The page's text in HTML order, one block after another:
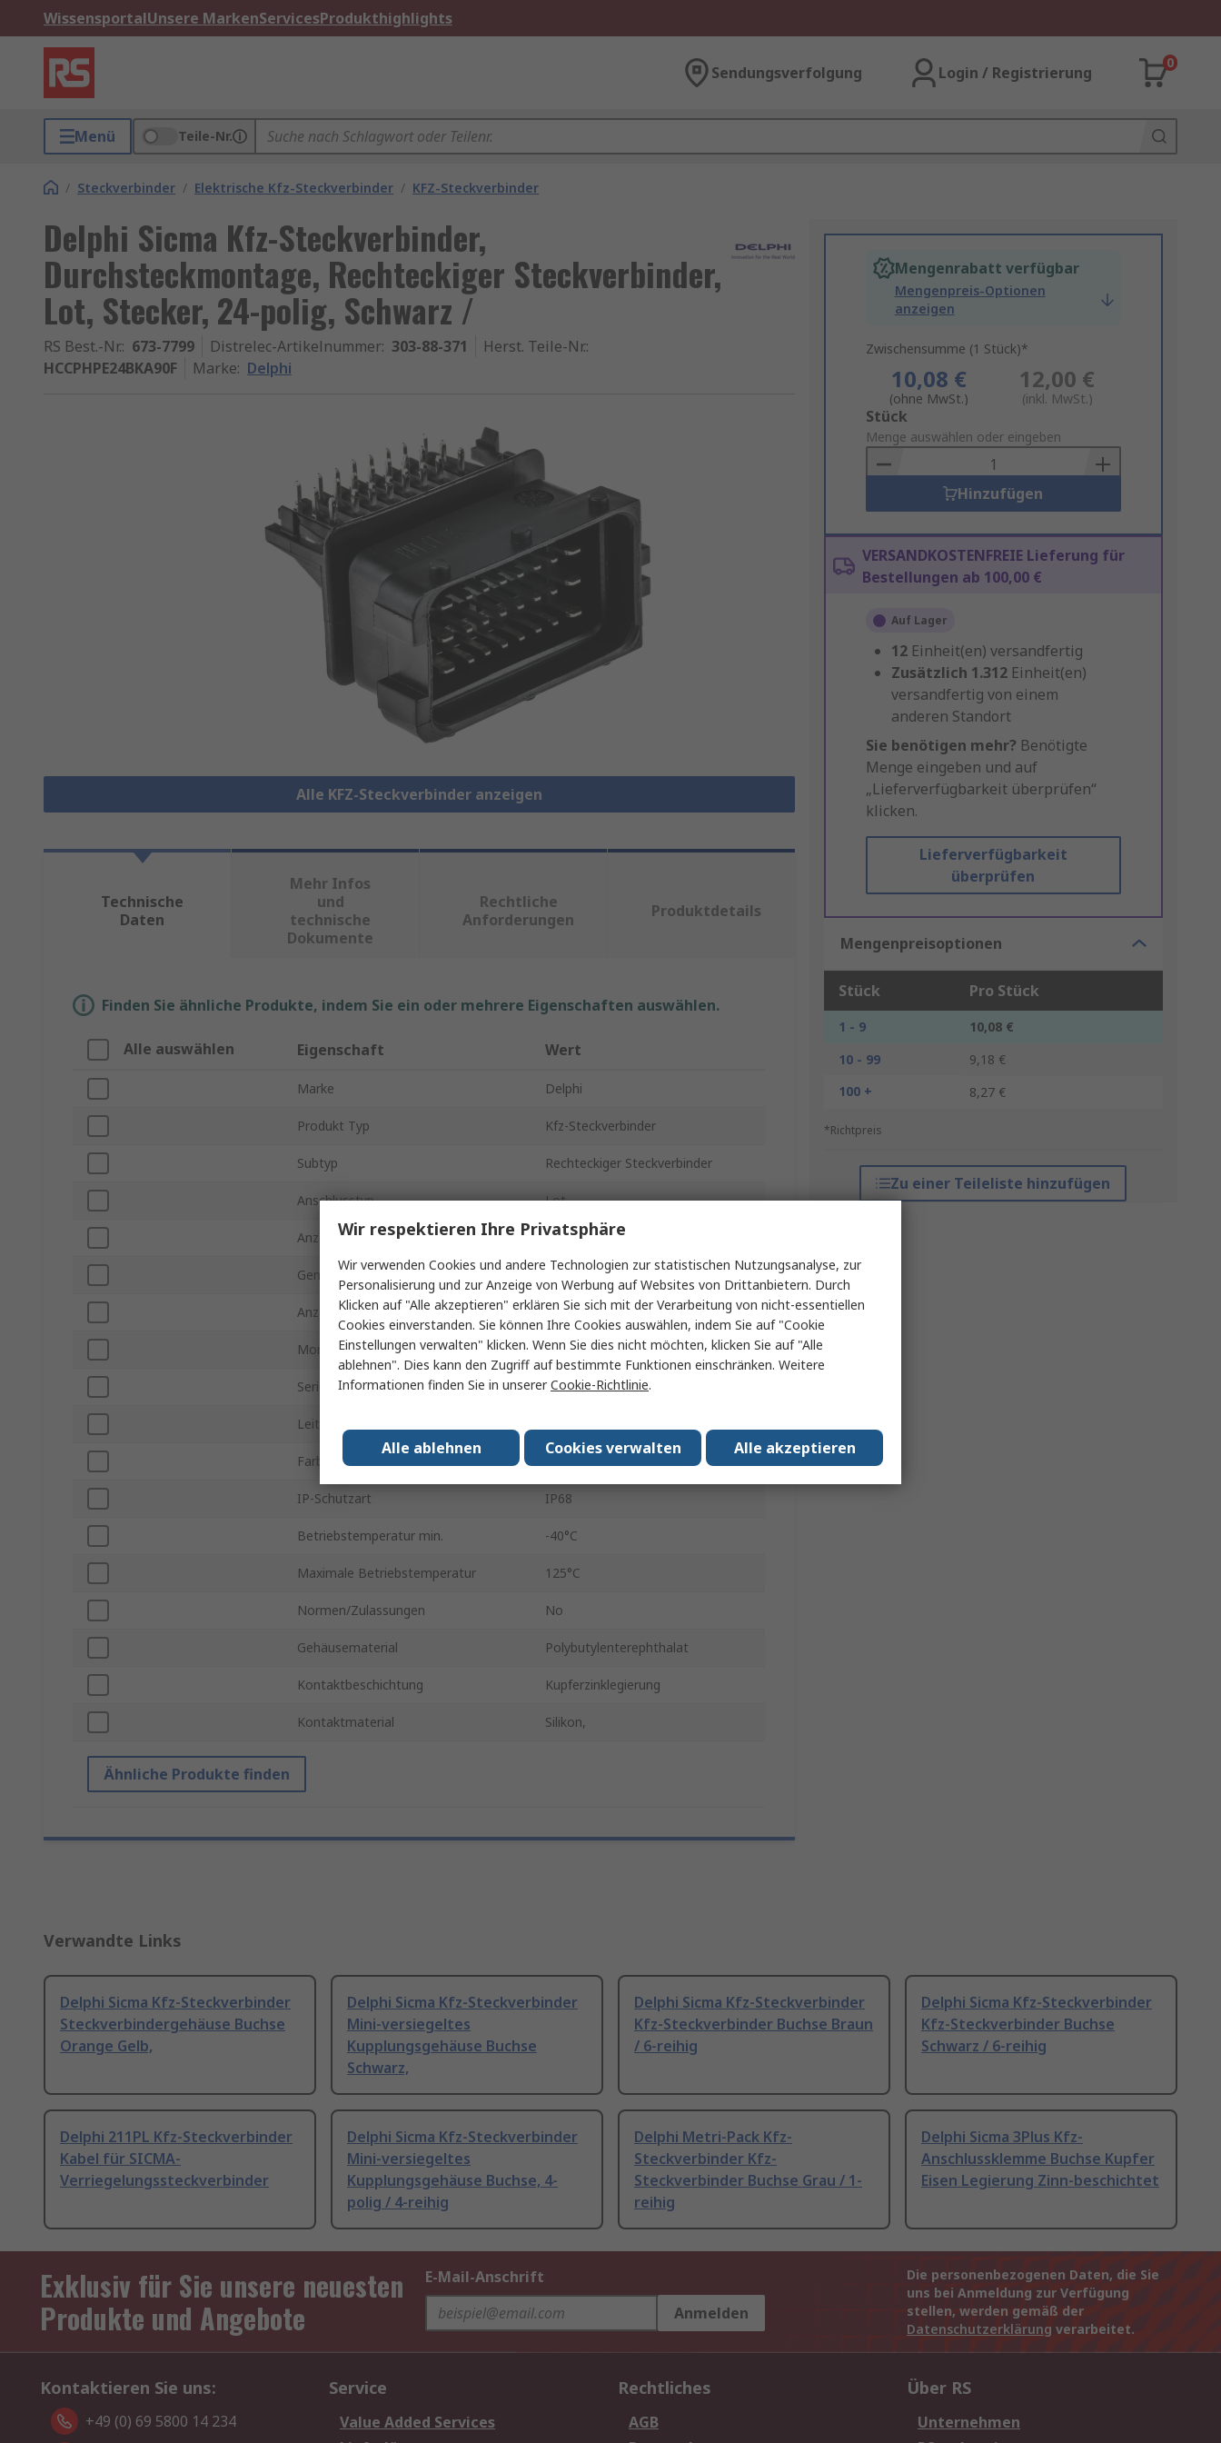
WissensportalUnsere MarkenServicesProdukthighlights
Sendungsverfolgung Login / Registrierung
0
Menü Teile-Nr.
/ Steckverbinder / Elektrische Kfz-Steckverbinder / KFZ-Steckverbinder
Delphi Sicma Kfz-Steckverbinder,
Durchsteckmontage, Rechteckiger Steckverbinder,
Lot, Stecker, 24-polig, Schwarz /
RS Best.-Nr.: 673-7799 Distrelec-Artikelnummer: 303-88-371 Herst. Teile-Nr.:
HCCPHPE24BKA90F
Marke: Delphi
Alle KFZ-Steckverbinder anzeigen
Mengenrabatt verfügbar
Mengenpreis-Optionen
anzeigen
Zwischensumme (1 Stück)*
10,08 €
(ohne MwSt.)
12,00 €
(inkl. MwSt.)
Add
to
Basket
Stück
Menge auswählen oder eingeben
Hinzufügen
VERSANDKOSTENFREIE Lieferung für
Bestellungen ab 100,00 €
Auf Lager
12 Einheit(en) versandfertig
Zusätzlich 1.312 Einheit(en)
versandfertig von einem
anderen Standort
Sie benötigen mehr? Benötigte
Menge eingeben und auf
„Lieferverfügbarkeit überprüfen“
klicken.
Lieferverfügbarkeit
überprüfen
Mengenpreisoptionen
Stück Pro Stück
1 - 9
10,08 €
10 - 99
9,18 €
100 +
8,27 €
*Richtpreis
Zu einer Teileliste hinzufügen
Technische
Daten
Mehr Infos
und
technische
Dokumente
Rechtliche
Anforderungen
Produktdetails
Finden Sie ähnliche Produkte, indem Sie ein oder mehrere Eigenschaften auswählen.
Alle auswählen Eigenschaft Wert
Marke Delphi
Produkt Typ Kfz-Steckverbinder
Subtyp Rechteckiger Steckverbinder
Anschlusstyp Lot
Anzahl der Kontakte 24
Gender Stecker
Anzahl der Reihen 3
Montageart Durchsteckmontage
Serie Sicma
Leitung inklusive
Farbe
IP-Schutzart IP68
Betriebstemperatur min. -40°C
Maximale Betriebstemperatur 125°C
Normen/Zulassungen No
Gehäusematerial Polybutylenterephthalat
Kontaktbeschichtung Kupferzinklegierung
Kontaktmaterial Silikon,
Ähnliche Produkte finden
Verwandte Links
Delphi Sicma Kfz-Steckverbinder
Steckverbindergehäuse Buchse
Orange Gelb,
Delphi Sicma Kfz-Steckverbinder
Mini-versiegeltes
Kupplungsgehäuse Buchse
Schwarz,
Delphi Sicma Kfz-Steckverbinder
Kfz-Steckverbinder Buchse Braun
/ 6-reihig
Delphi Sicma Kfz-Steckverbinder
Kfz-Steckverbinder Buchse
Schwarz / 6-reihig
Delphi 211PL Kfz-Steckverbinder
Kabel für SICMA-
Verriegelungssteckverbinder
Delphi Sicma Kfz-Steckverbinder
Mini-versiegeltes
Kupplungsgehäuse Buchse, 4-
polig / 4-reihig
Delphi Metri-Pack Kfz-
Steckverbinder Kfz-
Steckverbinder Buchse Grau / 1-
reihig
Delphi Sicma 3Plus Kfz-
Anschlussklemme Buchse Kupfer
Eisen Legierung Zinn-beschichtet
Exklusiv für Sie unsere neuesten
Produkte und Angebote
E-Mail-Anschrift
Anmelden
Die personenbezogenen Daten, die Sie
uns bei Anmeldung zur Verfügung
stellen, werden gemäß der
Datenschutzerklärung verarbeitet.
Kontaktieren Sie uns:
+49 (0) 69 5800 14 234
Service
Value Added Services
Rechtliches
AGB
Über RS
Unternehmen
Wir respektieren Ihre Privatsphäre
Wir verwenden Cookies und andere Technologien zur statistischen Nutzungsanalyse, zur
Personalisierung und zur Anzeige von Werbung auf Websites von Drittanbietern. Durch
Klicken auf "Alle akzeptieren" erklären Sie sich mit der Verarbeitung von nicht-essentiellen
Cookies einverstanden. Sie können Ihre Cookies auswählen, indem Sie auf "Cookie
Einstellungen verwalten" klicken. Wenn Sie dies nicht möchten, klicken Sie auf "Alle
ablehnen". Dies kann den Zugriff auf bestimmte Funktionen einschränken. Weitere
Informationen finden Sie in unsererCookie-Richtlinie.
Alle akzeptieren
Cookies verwalten
Alle ablehnen